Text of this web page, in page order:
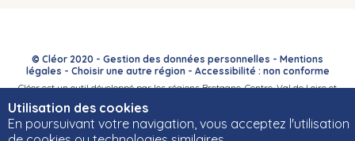
Utilisation des cookies
En poursuivant votre navigation, vous acceptez l'utilisation
© Cléor 2020 - Gestion des données personnelles - Mentions
légales - Choisir une autre région- Accessibilité : non conforme
Cléor est un outil développé par les régions Bretagne, Centre-Val de Loire et